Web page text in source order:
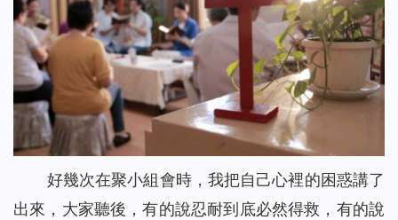
好幾次在聚小組會時，我把自己心裡的困惑講了
出來，大家聽後，有的說忍耐到底必然得救，有的說